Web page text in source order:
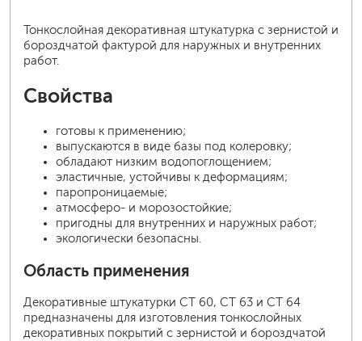
Тонкослойная декоративная штукатурка с зернистой и
бороздчатой фактурой для наружных и внутренних
работ.
Свойства
готовы к применению;
выпускаются в виде базы под колеровку;
обладают низким водопоглощением;
эластичные, устойчивы к деформациям;
паропроницаемые;
атмосферо- и морозостойкие;
пригодны для внутренних и наружных работ;
экологически безопасны.
Область применения
Декоративные штукатурки CT 60, CT 63 и CT 64
предназначены для изготовления тонкослойных
декоративных покрытий с зернистой и бороздчатой